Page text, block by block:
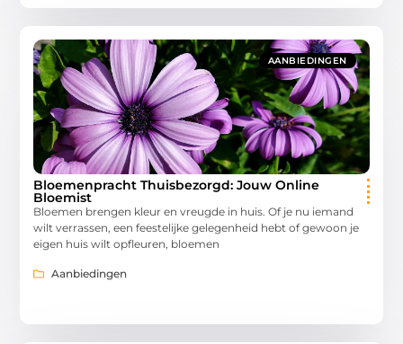
AANBIEDINGEN
Bloemenpracht Thuisbezorgd: Jouw Online
Bloemist
Bloemen brengen kleur en vreugde in huis. Of je nu iemand
wilt verrassen, een feestelijke gelegenheid hebt of gewoon je
eigen huis wilt opfleuren, bloemen
Aanbiedingen